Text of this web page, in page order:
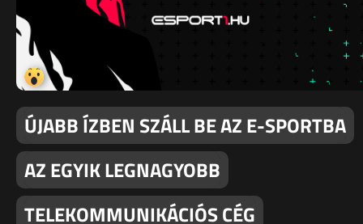
ÚJABB ÍZBEN SZÁLL BE AZ E-SPORTBA
AZ EGYIK LEGNAGYOBB
TELEKOMMUNIKÁCIÓS CÉG